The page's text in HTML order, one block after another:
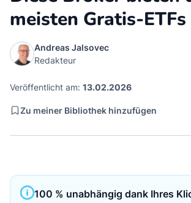
meisten Gratis-ETFs
Andreas Jalsovec
Redakteur
Veröffentlicht am: 13.02.2026
Zu meiner Bibliothek hinzufügen
100 % unabhängig dank Ihres